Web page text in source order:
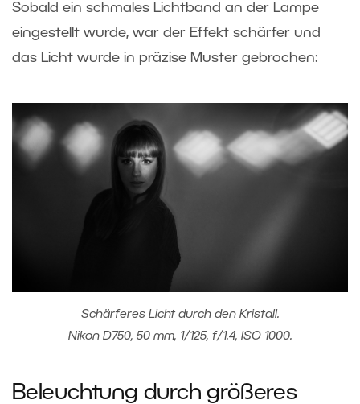
Sobald ein schmales Lichtband an der Lampe
eingestellt wurde, war der Effekt schärfer und
das Licht wurde in präzise Muster gebrochen:
Schärferes Licht durch den Kristall.
Nikon D750, 50 mm, 1/125, f/1.4, ISO 1000.
Beleuchtung durch größeres